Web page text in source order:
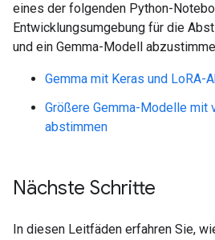
eines der folgenden Python-
Entwicklungsumgebung für die
und ein Gemma-Modell
Gemma mit Keras und LoRA-
Größere Gemma-Modelle mit
abstimmen
Nächste Schritte
In diesen Leitfäden erfahren Sie,